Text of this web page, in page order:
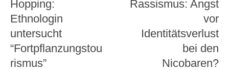
Hopping:
Ethnologin
untersucht
“Fortpflanzungstou
rismus”
Rassismus: Angst
vor
Identitätsverlust
bei den
Nicobaren?